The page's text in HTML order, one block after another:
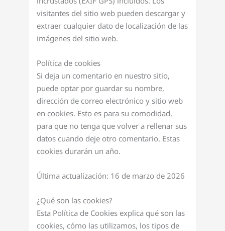
visitantes del sitio web pueden descargar y
extraer cualquier dato de localización de las
imágenes del sitio web.
Política de cookies
Si deja un comentario en nuestro sitio,
puede optar por guardar su nombre,
dirección de correo electrónico y sitio web
en cookies. Esto es para su comodidad,
para que no tenga que volver a rellenar sus
datos cuando deje otro comentario. Estas
cookies durarán un año.
Última actualización: 16 de marzo de 2026
¿Qué son las cookies?
Esta Política de Cookies explica qué son las
cookies, cómo las utilizamos, los tipos de